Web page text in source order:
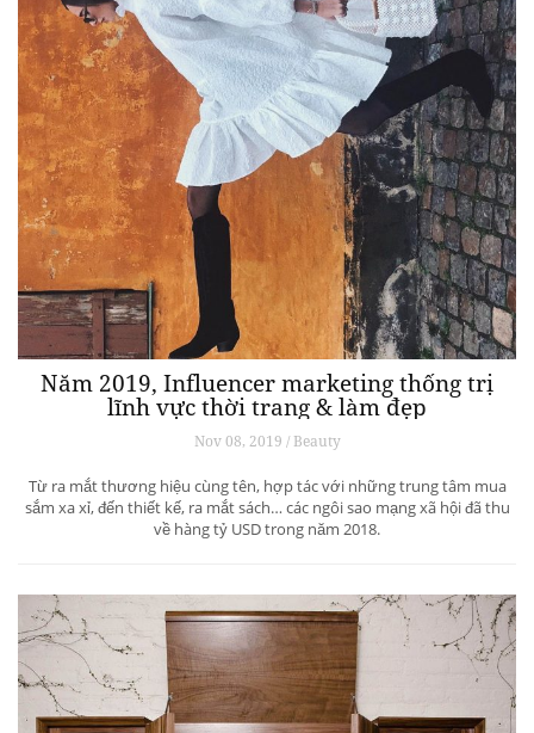
Năm 2019, Influencer marketing thống trị
lĩnh vực thời trang & làm đẹp
Nov 08, 2019 / Beauty
Từ ra mắt thương hiệu cùng tên, hợp tác với những trung tâm mua
sắm xa xỉ, đến thiết kế, ra mắt sách… các ngôi sao mạng xã hội đã thu
về hàng tỷ USD trong năm 2018.